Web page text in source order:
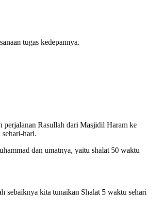
tugas kedepannya.
perjalanan Rasullah dari Masjidil Haram ke
hari.
dan umatnya, yaitu shalat 50 waktu
sebaiknya kita tunaikan Shalat 5 waktu sehari